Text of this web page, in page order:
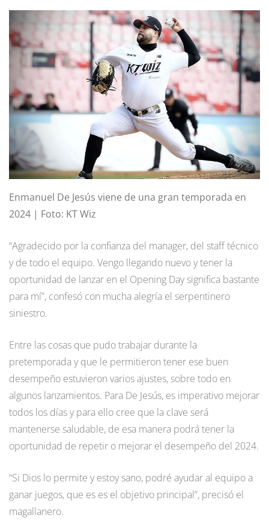
Enmanuel De Jesús viene de una gran temporada en
2024 | Foto: KT Wiz
“Agradecido por la confianza del manager, del staff técnico
y de todo el equipo. Vengo llegando nuevo y tener la
oportunidad de lanzar en el Opening Day significa bastante
para mí”, confesó con mucha alegría el serpentinero
siniestro.
Entre las cosas que pudo trabajar durante la
pretemporada y que le permitieron tener ese buen
desempeño estuvieron varios ajustes, sobre todo en
algunos lanzamientos. Para De Jesús, es imperativo mejorar
todos los días y para ello cree que la clave será
mantenerse saludable, de esa manera podrá tener la
oportunidad de repetir o mejorar el desempeño del 2024.
“Si Dios lo permite y estoy sano, podré ayudar al equipo a
ganar juegos, que es es el objetivo principal”, precisó el
magallanero.